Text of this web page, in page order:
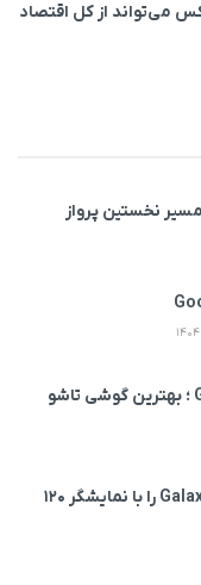
می‌تواند از کل اقتصاد
بررسی Galaxy Z Fold8 Ultra ؛ بهترین گوشی تاشو
سامسونگ گوشی Galaxy F70 Pro را با نمایشگر ۱۲۰